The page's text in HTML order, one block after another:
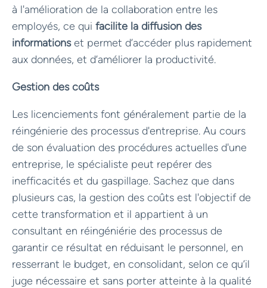
à l'amélioration de la collaboration entre les
employés, ce qui facilite la diffusion des
informationset permet d’accéder plus rapidement
aux données, et d’améliorer la productivité.
Gestion des coûts
Les licenciements font généralement partie de la
réingénierie des processus d'entreprise. Au cours
de son évaluation des procédures actuelles d'une
entreprise, le spécialiste peut repérer des
inefficacités et du gaspillage. Sachez que dans
plusieurs cas, la gestion des coûts est l'objectif de
cette transformation et il appartient à un
consultant en réingéniérie des processus de
garantir ce résultat en réduisant le personnel, en
resserrant le budget, en consolidant, selon ce qu’il
juge nécessaire et sans porter atteinte à la qualité